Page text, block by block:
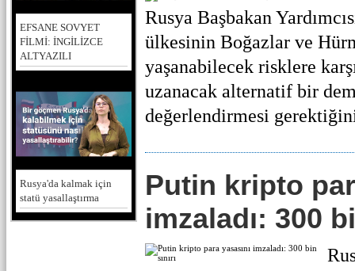
EFSANE SOVYET
FİLMİ: İNGİLİZCE
ALTYAZILI
Rusya'da kalmak için
statü yasallaştırma
Rusya Başbakan
ülkesinin Boğazlar ve
yaşanabilecek risklere
uzanacak alternatif bir
değerlendirmesi
Putin kripto
imzaladı: 300